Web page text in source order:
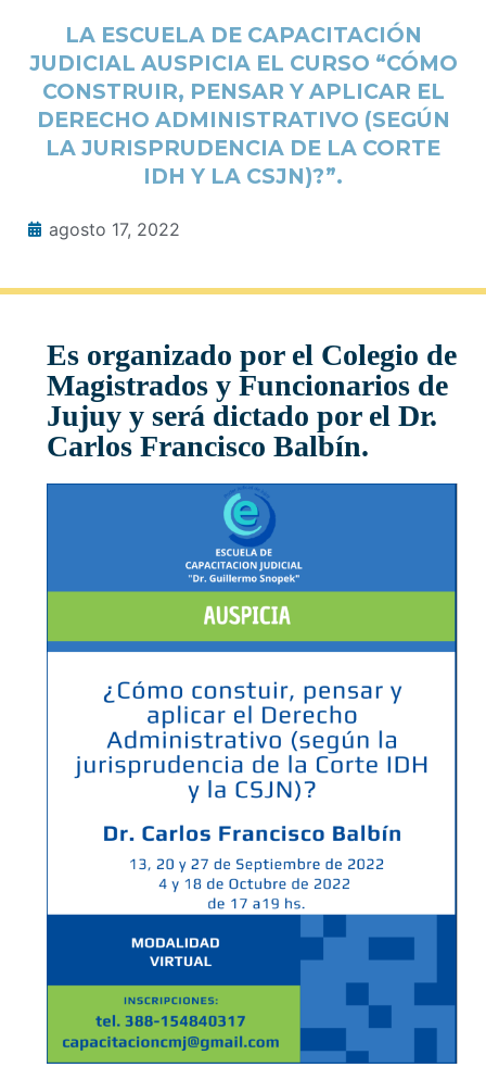
LA ESCUELA DE CAPACITACIÓN
JUDICIAL AUSPICIA EL CURSO “CÓMO
CONSTRUIR, PENSAR Y APLICAR EL
DERECHO ADMINISTRATIVO (SEGÚN
LA JURISPRUDENCIA DE LA CORTE
IDH Y LA CSJN)?”.
agosto 17, 2022
Es organizado por el Colegio de
Magistrados y Funcionarios de
Jujuy y será dictado por el Dr.
Carlos Francisco Balbín.